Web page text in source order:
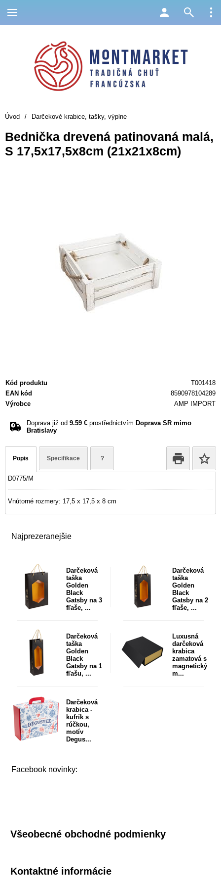
Najprezeranejšie
Darčeková
taška
Golden
Black
Gatsby na 3
fľaše, ...
Darčeková
taška
Golden
Black
Gatsby na 2
fľaše, ...
Darčeková
taška
Golden
Black
Gatsby na 1
fľašu, ...
Luxusná
darčeková
krabica
zamatová s
magnetický
m...
Darčeková
krabica -
kufrík s
rúčkou,
motív
Degus...
Facebook novinky:
Úvod / Darčekové krabice, tašky, výplne
Bednička drevená patinovaná malá,
S 17,5x17,5x8cm (21x21x8cm)
Kód produktu
T001418
EAN kód
8590978104289
Výrobce
AMP IMPORT
Doprava již od 9.59 € prostřednictvím Doprava SR mimo
Bratislavy
Popis Specifikace ?
D0775/M
Vnútorné rozmery: 17,5 x 17,5 x 8 cm
Všeobecné obchodné podmienky
Kontaktné informácie